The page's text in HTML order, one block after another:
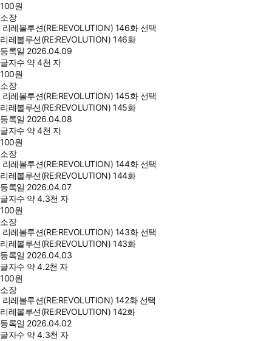
100원
소장
리레볼루션(RE:REVOLUTION) 146화 선택
리레볼루션(RE:REVOLUTION) 146화
등록일 2026.04.09
글자수 약 4천 자
100원
소장
리레볼루션(RE:REVOLUTION) 145화 선택
리레볼루션(RE:REVOLUTION) 145화
등록일 2026.04.08
글자수 약 4천 자
100원
소장
리레볼루션(RE:REVOLUTION) 144화 선택
리레볼루션(RE:REVOLUTION) 144화
등록일 2026.04.07
글자수 약 4.3천 자
100원
소장
리레볼루션(RE:REVOLUTION) 143화 선택
리레볼루션(RE:REVOLUTION) 143화
등록일 2026.04.03
글자수 약 4.2천 자
100원
소장
리레볼루션(RE:REVOLUTION) 142화 선택
리레볼루션(RE:REVOLUTION) 142화
등록일 2026.04.02
글자수 약 4.3천 자